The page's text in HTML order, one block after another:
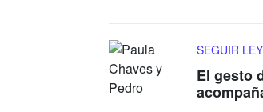
SEGUIR
El gesto